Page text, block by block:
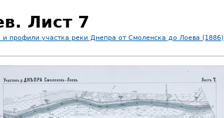
Лист 7
и профили участка реки Днепра от Смоленска до Лоева (1886)